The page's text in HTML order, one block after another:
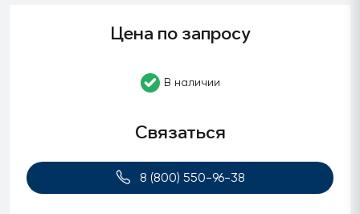
Цена по запросу
В наличии
Связаться
8 (800) 550-96-38